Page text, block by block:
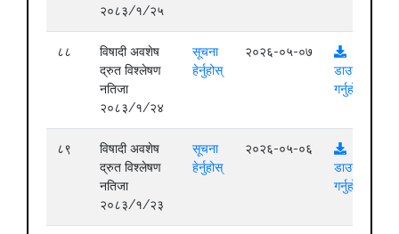
२०८३/१/२५
८८
विषादी अवशेष
द्रुत विश्लेषण
नतिजा
२०८३/१/२४
सूचना
हेर्नुहोस्
२०२६-०५-०७
डाउनलोड
गर्नुहोस्
८९
विषादी अवशेष
द्रुत विश्लेषण
नतिजा
२०८३/१/२३
सूचना
हेर्नुहोस्
२०२६-०५-०६
डाउनलोड
गर्नुहोस्